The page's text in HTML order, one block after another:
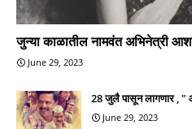
जुन्या काळातील नामवंत अभिनेत्री
June 29, 2023
28 जुलै पासून लागणार , "
June 29, 2023